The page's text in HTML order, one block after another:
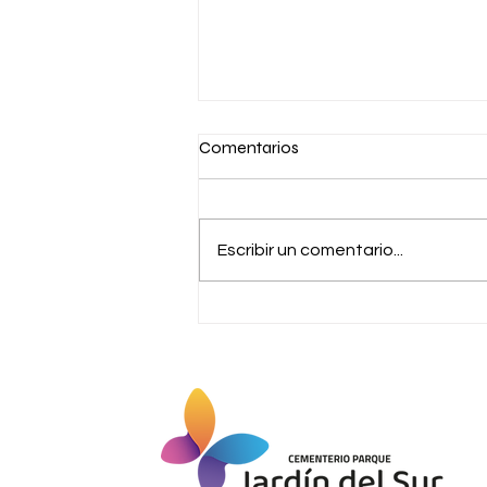
Comentarios
Escribir un comentario...